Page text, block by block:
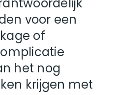
voor een
of
het nog
krijgen met